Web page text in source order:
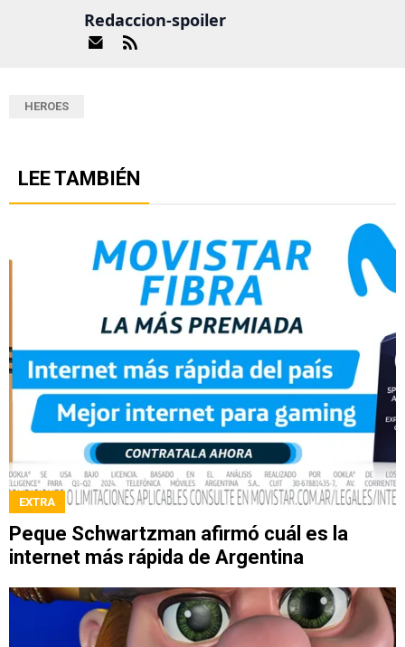
Redaccion-spoiler
HEROES
LEE TAMBIÉN
EXTRA
Peque Schwartzman afirmó cuál es la
internet más rápida de Argentina